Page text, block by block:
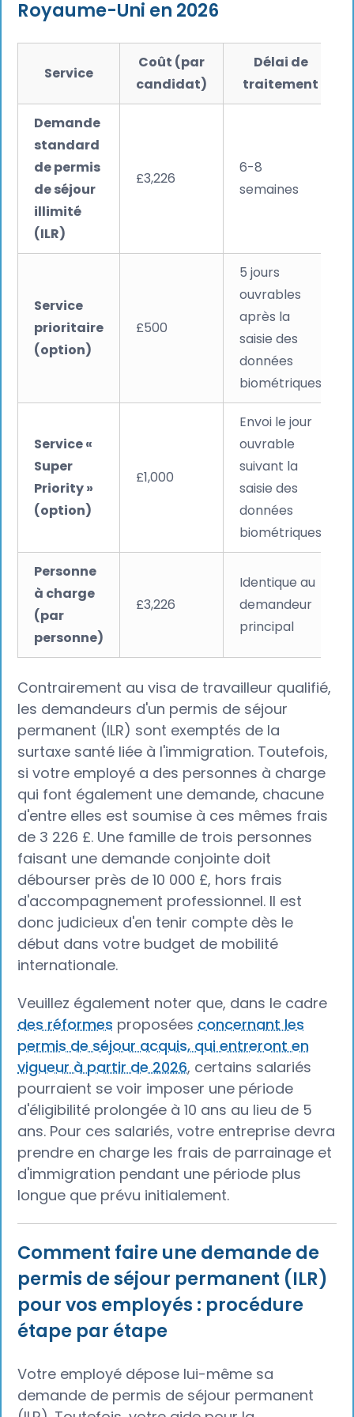
Royaume-Uni en 2026
Service
Coût (par
candidat)
Délai de
traitement
Demande
standard
de permis
de séjour
illimité
(ILR)
£3,226
6-8
semaines
Service
prioritaire
(option)
£500
5 jours
ouvrables
après la
saisie des
données
biométriques
Service «
Super
Priority »
(option)
£1,000
Envoi le jour
ouvrable
suivant la
saisie des
données
biométriques
Personne
à charge
(par
personne)
£3,226
Identique au
demandeur
principal
Contrairement au visa de travailleur qualifié,
les demandeurs d'un permis de séjour
permanent (ILR) sont exemptés de la
surtaxe santé liée à l'immigration. Toutefois,
si votre employé a des personnes à charge
qui font également une demande, chacune
d'entre elles est soumise à ces mêmes frais
de 3 226 £. Une famille de trois personnes
faisant une demande conjointe doit
débourser près de 10 000 £, hors frais
d'accompagnement professionnel. Il est
donc judicieux d'en tenir compte dès le
début dans votre budget de mobilité
internationale.
Veuillez également noter que, dans le cadre
des réformes proposéesconcernant les
permis de séjour acquis, qui entreront en
vigueur à partir de 2026, certains salariés
pourraient se voir imposer une période
d'éligibilité prolongée à 10 ans au lieu de 5
ans. Pour ces salariés, votre entreprise devra
prendre en charge les frais de parrainage et
d'immigration pendant une période plus
longue que prévu initialement.
Comment faire une demande de
permis de séjour permanent (ILR)
pour vos employés : procédure
étape par étape
Votre employé dépose lui-même sa
demande de permis de séjour permanent